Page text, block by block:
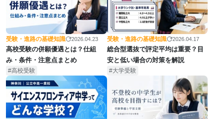
受験・進路の基礎知識 2026.04.23
高校受験の併願優遇とは？仕組
み・条件・注意点まとめ
高校受験
受験・進路の基礎知識 2026.04.17
総合型選抜で評定平均は重要？目
安と低い場合の対策を解説
大学受験